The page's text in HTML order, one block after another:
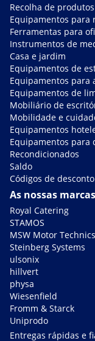
Recolha de produtos
Equipamentos para
Ferramentas para
Instrumentos de
Casa e jardim
Equipamentos de
Equipamentos para
Equipamentos de
Mobiliário de
Mobilidade e
Equipamentos
Equipamentos para
Recondicionados
Saldo
Códigos de desconto
As nossas marcas
Royal Catering
STAMOS
MSW Motor Technics
Steinberg Systems
ulsonix
hillvert
physa
Wiesenfield
Fromm & Starck
Uniprodo
Entregas rápidas e